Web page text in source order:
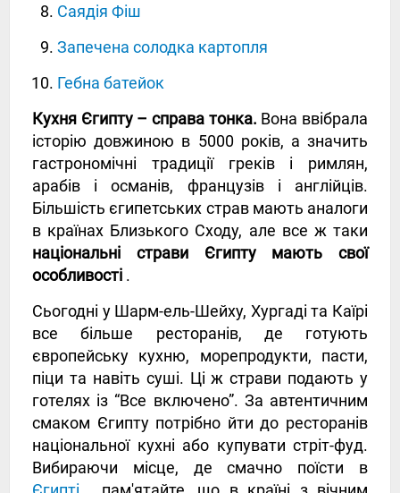
Саядія Фіш
Запечена солодка картопля
Гебна батейок
Кухня Єгипту – справа тонка. Вона ввібрала
історію довжиною в 5000 років, а значить
гастрономічні традиції греків і римлян,
арабів і османів, французів і англійців.
Більшість єгипетських страв мають аналоги
в країнах Близького Сходу, але все ж таки
національні страви Єгипту мають свої
особливості .
Сьогодні у Шарм-ель-Шейху, Хургаді та Каїрі
все більше ресторанів, де готують
європейську кухню, морепродукти, пасти,
піци та навіть суші. Ці ж страви подають у
готелях із “Все включено”. За автентичним
смаком Єгипту потрібно йти до ресторанів
національної кухні або купувати стріт-фуд.
Вибираючи місце, де смачно поїсти в